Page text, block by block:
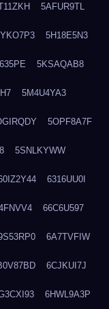
5AFUR9TL
5H18E5N3
5KSAQAB8
5M4U4YA3
5OPF8A7F
5SNLKYWW
6316UU0I
66C6U597
6A7TVFIW
6CJKUI7J
6HWL9A3P